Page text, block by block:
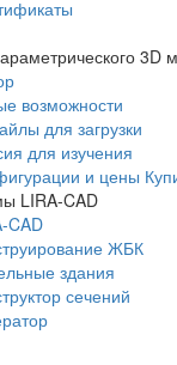
3D
возможности
для загрузки
для изучения
и цены
LIRA-CAD
CAD
ЖБК
здания
сечений